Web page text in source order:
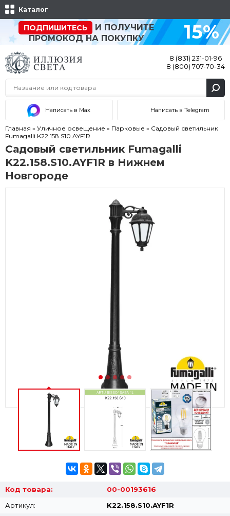
Каталог
ПОДПИШИТЕСЬ
И ПОЛУЧИТЕ
ПРОМОКОД НА ПОКУПКУ
15%
8 (831) 231-01-96
8 (800) 707-70-34
Написать в Max Написать в Telegram
Главная » Уличное освещение » Парковые » Садовый светильник
Fumagalli K22.158.S10.AYF1R
Садовый светильник Fumagalli
K22.158.S10.AYF1R в Нижнем
Новгороде
Код товара:
00-00193616
Артикул:
K22.158.S10.AYF1R